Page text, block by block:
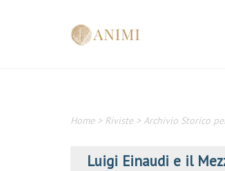
Home> Riviste> Archivio Storico
Luigi Einaudi e il